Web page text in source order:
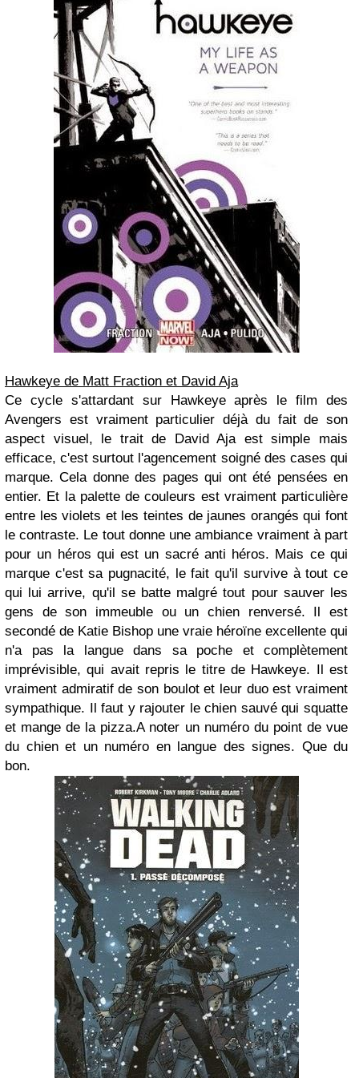
Hawkeye de Matt Fraction et David Aja
Ce cycle s'attardant sur Hawkeye après le film des
Avengers est vraiment particulier déjà du fait de son
aspect visuel, le trait de David Aja est simple mais
efficace, c'est surtout l'agencement soigné des cases qui
marque. Cela donne des pages qui ont été pensées en
entier. Et la palette de couleurs est vraiment particulière
entre les violets et les teintes de jaunes orangés qui font
le contraste. Le tout donne une ambiance vraiment à part
pour un héros qui est un sacré anti héros. Mais ce qui
marque c'est sa pugnacité, le fait qu'il survive à tout ce
qui lui arrive, qu'il se batte malgré tout pour sauver les
gens de son immeuble ou un chien renversé. Il est
secondé de Katie Bishop une vraie héroïne excellente qui
n'a pas la langue dans sa poche et complètement
imprévisible, qui avait repris le titre de Hawkeye. Il est
vraiment admiratif de son boulot et leur duo est vraiment
sympathique. Il faut y rajouter le chien sauvé qui squatte
et mange de la pizza.A noter un numéro du point de vue
du chien et un numéro en langue des signes. Que du
bon.